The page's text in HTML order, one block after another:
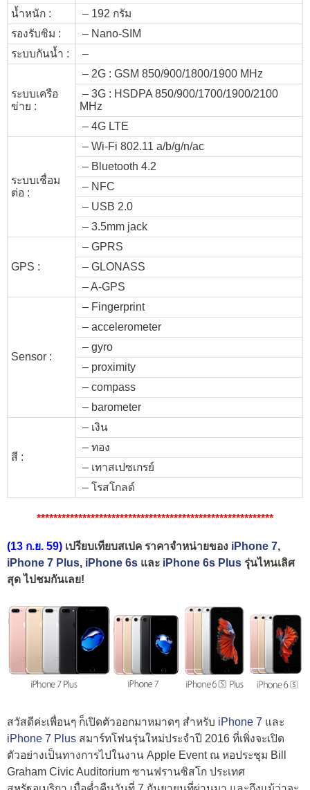
น้ำหนัก :
– 192 กรัม
รองรับซิม :
– Nano-SIM
ระบบกันน้ำ :
–
ระบบเครือ
ข่าย :
– 2G : GSM 850/900/1800/1900 MHz
– 3G : HSDPA 850/900/1700/1900/2100
MHz
– 4G LTE
ระบบเชื่อม
ต่อ :
– Wi-Fi 802.11 a/b/g/n/ac
– Bluetooth 4.2
– NFC
– USB 2.0
– 3.5mm jack
GPS :
– GPRS
– GLONASS
– A-GPS
Sensor :
– Fingerprint
– accelerometer
– gyro
– proximity
– compass
– barometer
สี :
– เงิน
– ทอง
– เทาสเปซเกรย์
– โรสโกลด์
*********************************************************
(13 ก.ย. 59) เปรียบเทียบสเปค ราคาจำหน่ายของ iPhone 7,
iPhone 7 Plus, iPhone 6s และ iPhone 6s Plus รุ่นไหนเลิศ
สุด ไปชมกันเลย!
สวัสดีค่ะเพื่อนๆ ก็เปิดตัวออกมาหมาดๆ สำหรับ iPhone 7 และ
iPhone 7 Plus สมาร์ทโฟนรุ่นใหม่ประจำปี 2016 ที่เพิ่งจะเปิด
ตัวอย่างเป็นทางการไปในงาน Apple Event ณ หอประชุม Bill
Graham Civic Auditorium ซานฟรานซิสโก ประเทศ